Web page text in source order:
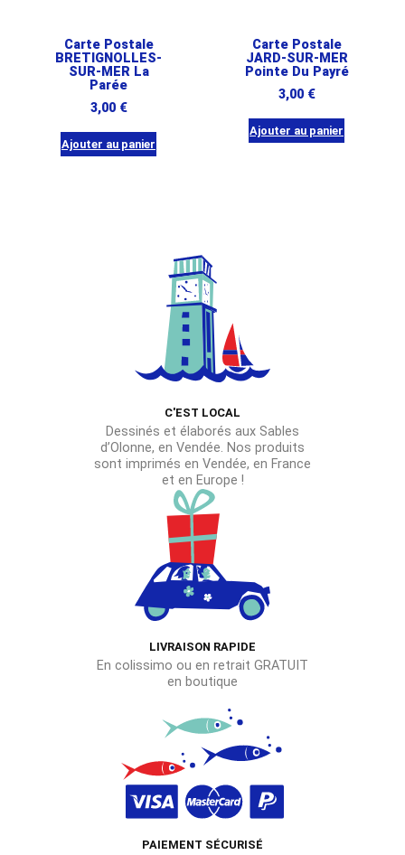
Carte Postale
BRETIGNOLLES-
SUR-MER La
Parée
3,00 €
Ajouter au panier
Carte Postale
JARD-SUR-MER
Pointe Du Payré
3,00 €
Ajouter au panier
C'EST LOCAL
Dessinés et élaborés aux Sables
d’Olonne, en Vendée. Nos produits
sont imprimés en Vendée, en France
et en Europe !
LIVRAISON RAPIDE
En colissimo ou en retrait GRATUIT
en boutique
PAIEMENT SÉCURISÉ